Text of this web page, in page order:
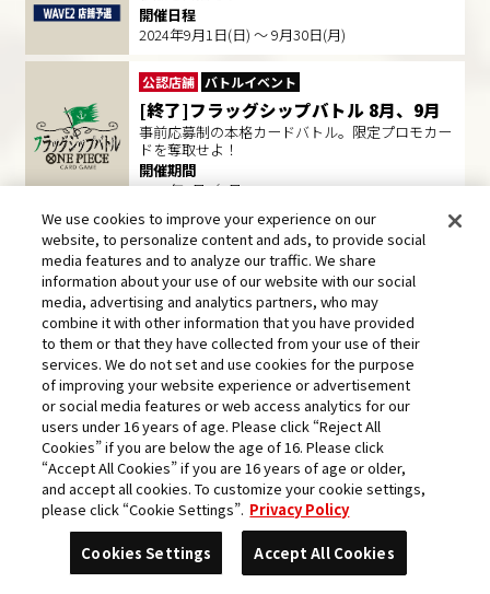
開催日程
2024年9月1日(日) ～ 9月30日(月)
公認店舗 バトルイベント
[終了]フラッグシップバトル 8月、9月
事前応募制の本格カードバトル。限定プロモカー
ドを奪取せよ！
開催期間
2024年8月／9月
初心者 バトルイベント
[終了]イオンでジュニア大交流会
小・中学生以下限定！全国5か所のイオンモール
で開催！
開催日
2024年7月20日(土) ～ 2024年9月21日(土)
初心者 バトルイベント
[終了]スタートデッキ発売記念交流会
スタートデッキの発売を記念した交流会に参加し
よう!!
開催期間
2024年7月13日(土) ～ 2024年8月31日(土)
公式大会 バトルイベント
[終了]ONE PIECE カードゲームフェス
We use cookies to improve your experience on our
website, to personalize content and ads, to provide social
media features and to analyze our traffic. We share
information about your use of our website with our social
media, advertising and analytics partners, who may
combine it with other information that you have provided
to them or that they have collected from your use of their
services. We do not set and use cookies for the purpose
of improving your website experience or advertisement
or social media features or web access analytics for our
users under 16 years of age. Please click “Reject All
Cookies” if you are below the age of 16. Please click
“Accept All Cookies” if you are 16 years of age or older,
and accept all cookies. To customize your cookie settings,
please click “Cookie Settings”. Privacy Policy
Cookies Settings Accept All Cookies